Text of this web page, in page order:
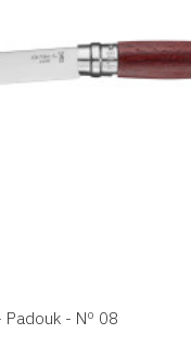
- Nº 08